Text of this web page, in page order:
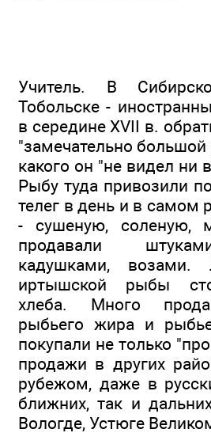
Учитель. В
Тобольске -
в середине XVII в.
"замечательно
какого он "не видел ни
Рыбу туда привозили
телег в день и в самом
- сушеную, соленую,
продавали
кадушками, возами.
иртышской рыбы
хлеба. Много
рыбьего жира и
покупали не только
продажи в других
рубежом, даже в
ближних, так и
Вологде, Устюге